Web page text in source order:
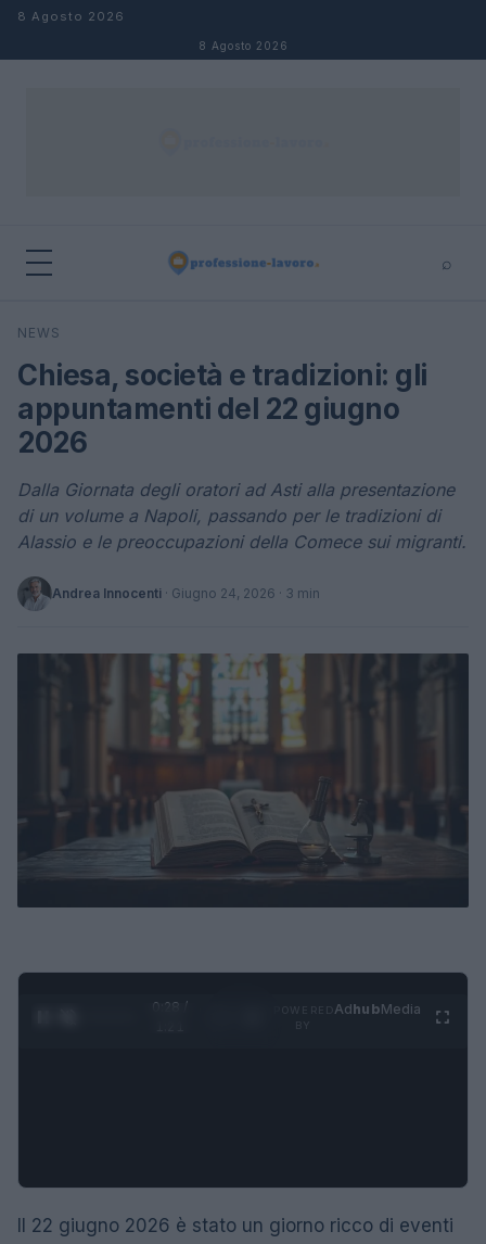
Salta al contenuto
8 Agosto 2026
8 Agosto 2026
⌕
Cerca
NEWS
Chiesa, società e tradizioni: gli
appuntamenti del 22 giugno
2026
Dalla Giornata degli oratori ad Asti alla presentazione
di un volume a Napoli, passando per le tradizioni di
Alassio e le preoccupazioni della Comece sui migranti.
Andrea Innocenti · Giugno 24, 2026 · 3 min
0:29 /
AdhubMedia
Il 22 giugno 2026 è stato un giorno ricco di eventi